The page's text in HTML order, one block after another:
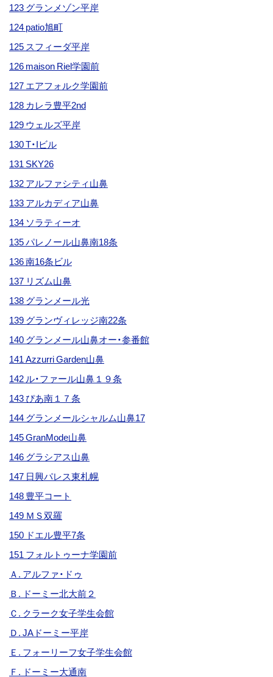
123 グランメゾン平岸
124 patio旭町
125 スフィーダ平岸
126 maison Riel学園前
127 エアフォルク学園前
128 カレラ豊平2nd
129 ウェルズ平岸
130 T・Iビル
131 SKY26
132 アルファシティ山鼻
133 アルカディア山鼻
134 ソラティーオ
135 パレノール山鼻南18条
136 南16条ビル
137 リズム山鼻
138 グランメール光
139 グランヴィレッジ南22条
140 グランメール山鼻オー・参番館
141 Azzurri Garden山鼻
142 ル・ファール山鼻１９条
143 ぴあ南１７条
144 グランメールシャルム山鼻17
145 GranMode山鼻
146 グラシアス山鼻
147 日興パレス東札幌
148 豊平コート
149 ＭＳ双羅
150 ドエル豊平7条
151 フォルトゥーナ学園前
Ａ. アルファ・ドゥ
Ｂ. ドーミー北大前２
Ｃ. クラーク女子学生会館
Ｄ. JAドーミー平岸
Ｅ. フォーリーフ女子学生会館
Ｆ. ドーミー大通南